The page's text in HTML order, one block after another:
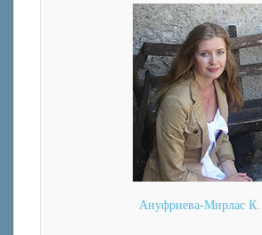
Ануфриева-Мирлас К.